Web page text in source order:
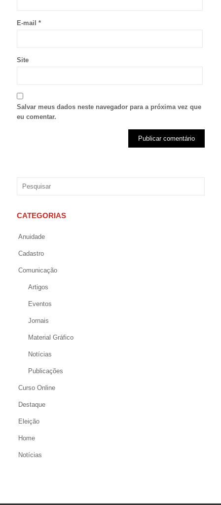
E-mail *
Site
Salvar meus dados neste navegador para a próxima vez que
eu comentar.
CATEGORIAS
Anuidade
Cadastro
Comunicação
Artigos
Eventos
Jornais
Material Gráfico
Notícias
Publicações
Curso Online
Destaque
Eleição
Home
Notícias